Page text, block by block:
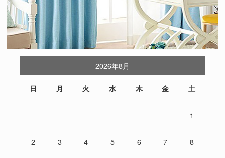
2026年8月
日 月 火 水 木 金 土
1
2 3 4 5 6 7 8